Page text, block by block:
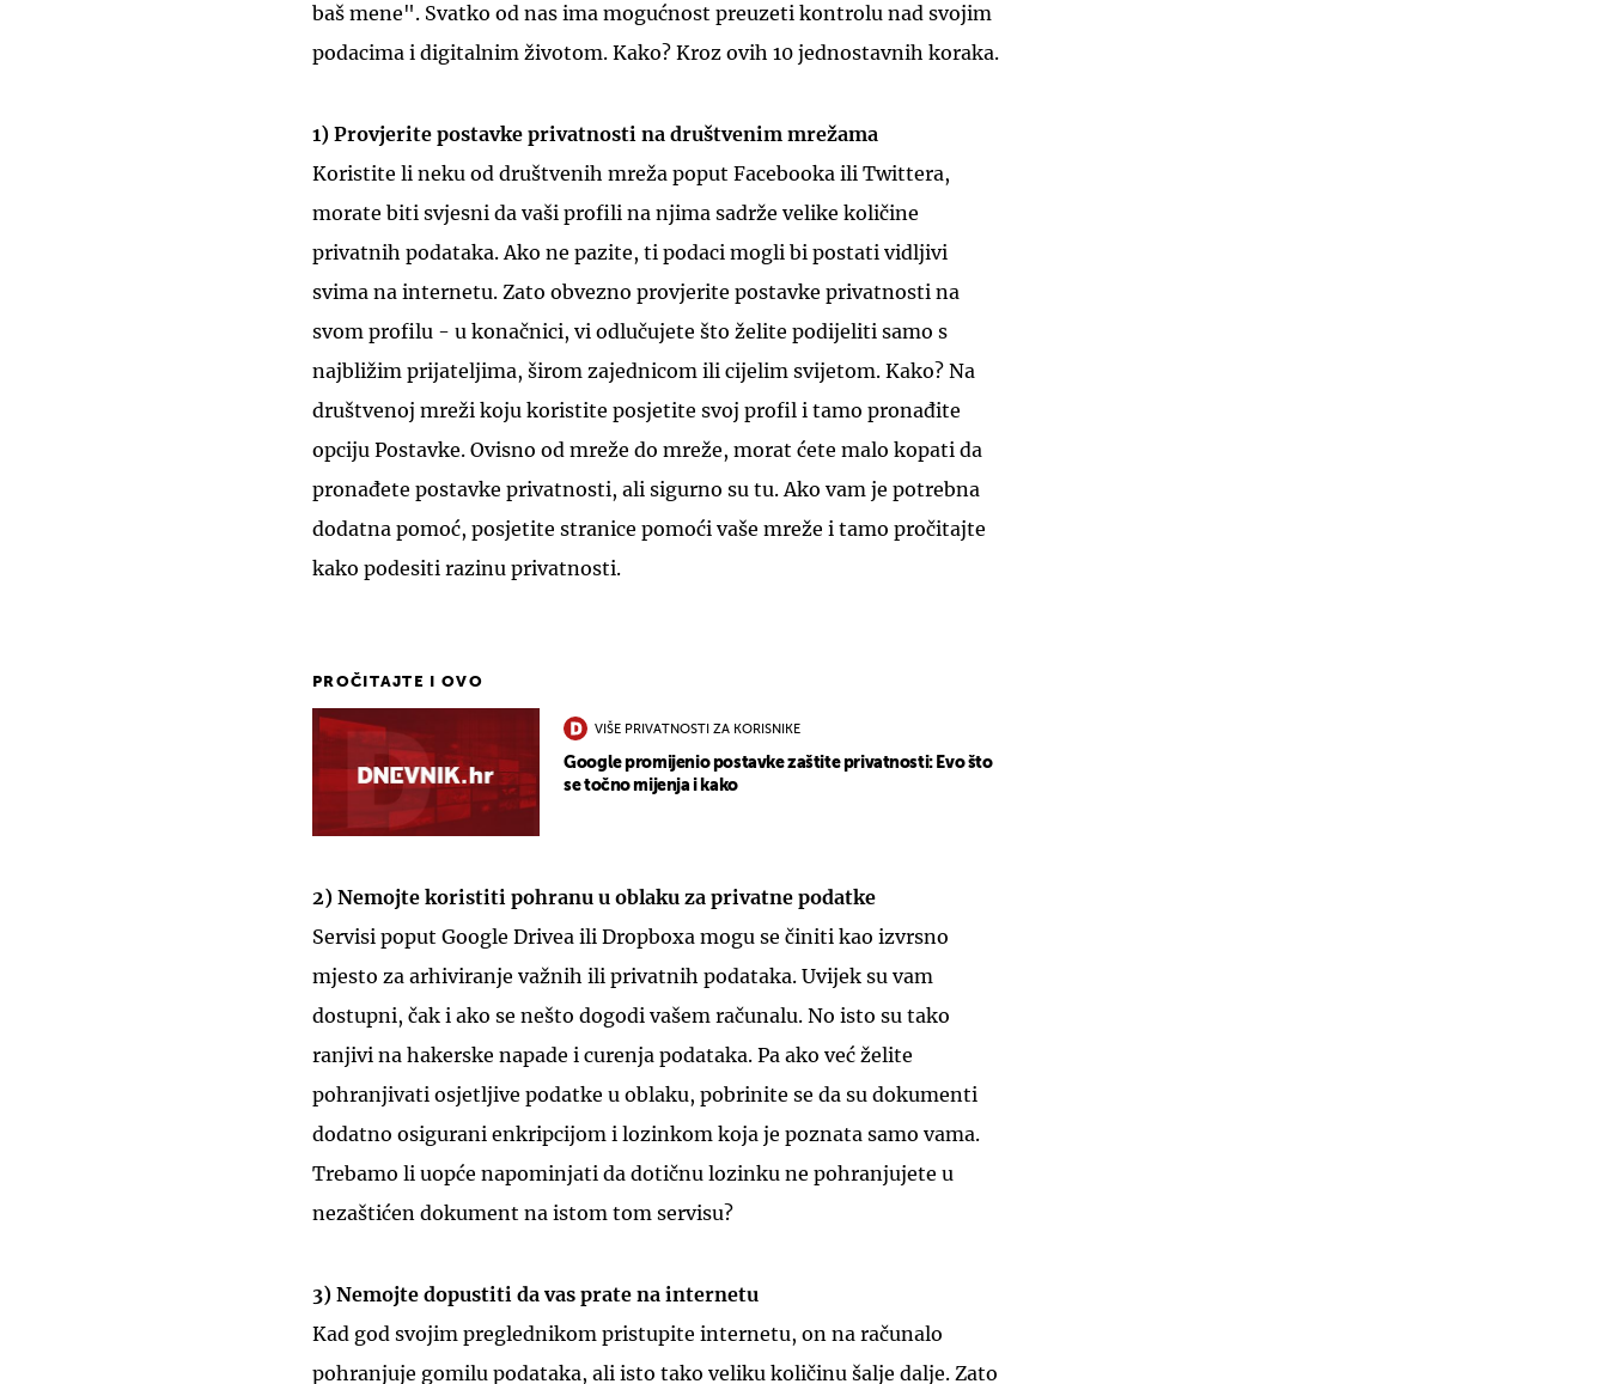
baš mene". Svatko od nas ima mogućnost preuzeti kontrolu nad svojim
podacima i digitalnim životom. Kako? Kroz ovih 10 jednostavnih koraka.
1) Provjerite postavke privatnosti na društvenim mrežama
Koristite li neku od društvenih mreža poput Facebooka ili Twittera,
morate biti svjesni da vaši profili na njima sadrže velike količine
privatnih podataka. Ako ne pazite, ti podaci mogli bi postati vidljivi
svima na internetu. Zato obvezno provjerite postavke privatnosti na
svom profilu - u konačnici, vi odlučujete što želite podijeliti samo s
najbližim prijateljima, širom zajednicom ili cijelim svijetom. Kako? Na
društvenoj mreži koju koristite posjetite svoj profil i tamo pronađite
opciju Postavke. Ovisno od mreže do mreže, morat ćete malo kopati da
pronađete postavke privatnosti, ali sigurno su tu. Ako vam je potrebna
dodatna pomoć, posjetite stranice pomoći vaše mreže i tamo pročitajte
kako podesiti razinu privatnosti.
PROČITAJTE I OVO
VIŠE PRIVATNOSTI ZA KORISNIKE
Google promijenio postavke zaštite privatnosti: Evo što
se točno mijenja i kako
2) Nemojte koristiti pohranu u oblaku za privatne podatke
Servisi poput Google Drivea ili Dropboxa mogu se činiti kao izvrsno
mjesto za arhiviranje važnih ili privatnih podataka. Uvijek su vam
dostupni, čak i ako se nešto dogodi vašem računalu. No isto su tako
ranjivi na hakerske napade i curenja podataka. Pa ako već želite
pohranjivati osjetljive podatke u oblaku, pobrinite se da su dokumenti
dodatno osigurani enkripcijom i lozinkom koja je poznata samo vama.
Trebamo li uopće napominjati da dotičnu lozinku ne pohranjujete u
nezaštićen dokument na istom tom servisu?
3) Nemojte dopustiti da vas prate na internetu
Kad god svojim preglednikom pristupite internetu, on na računalo
pohranjuje gomilu podataka, ali isto tako veliku količinu šalje dalje. Zato